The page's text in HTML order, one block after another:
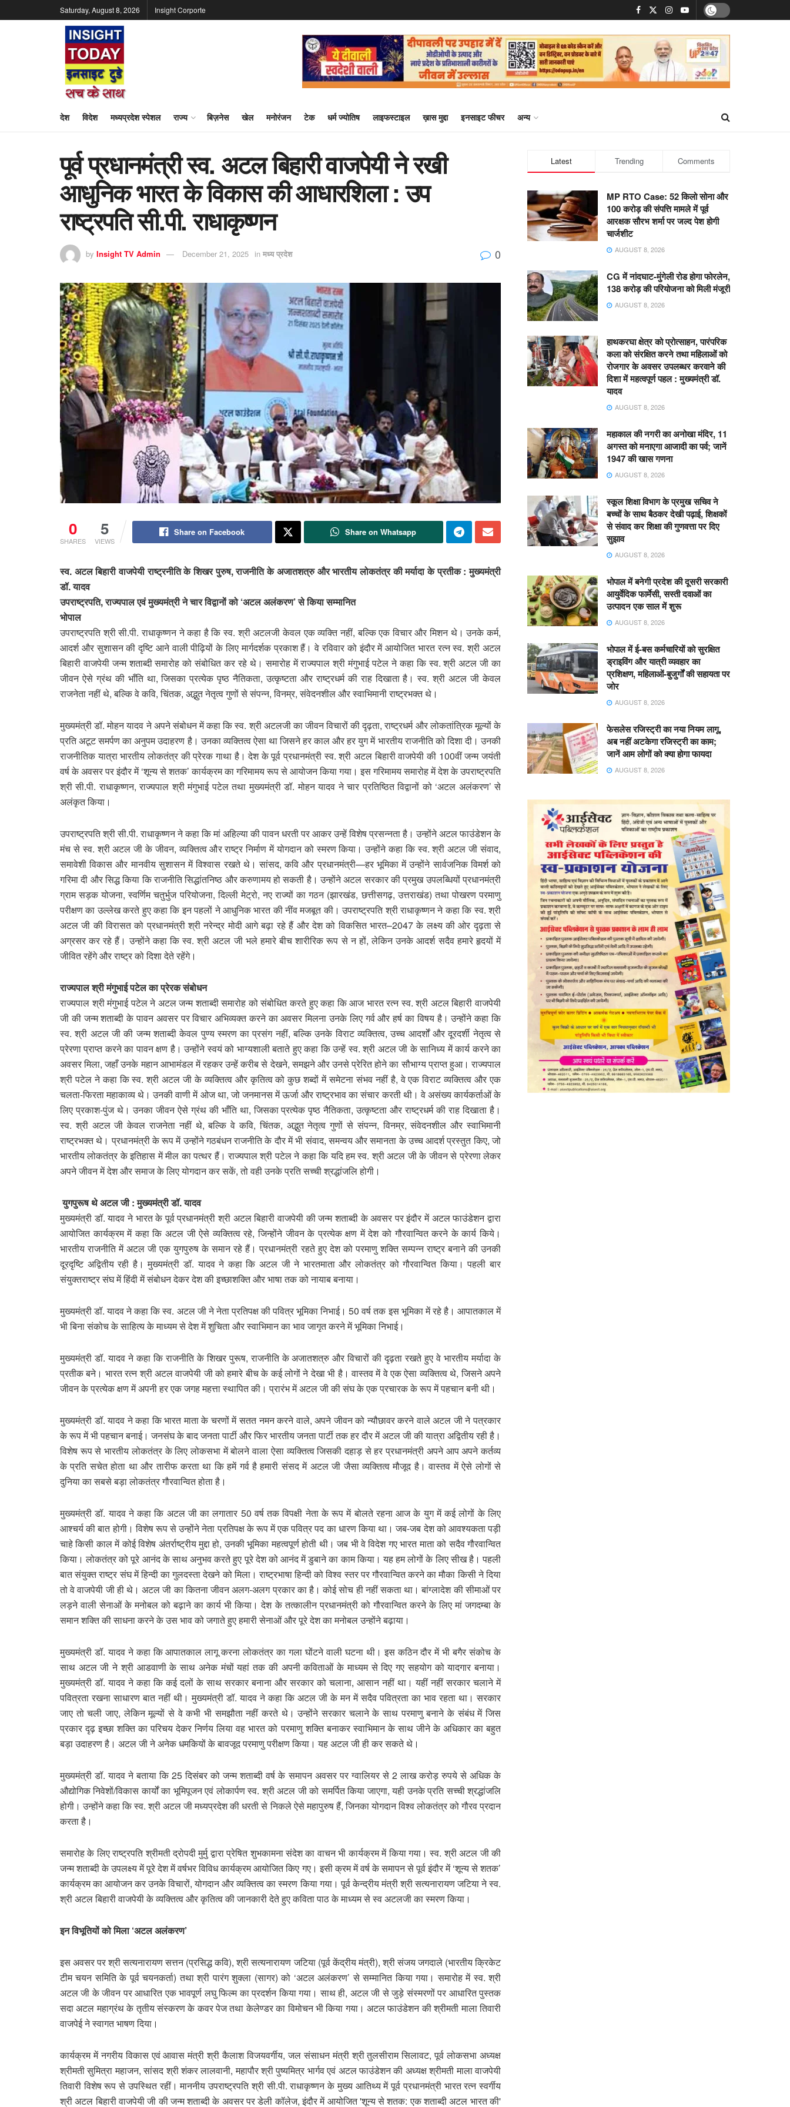
Saturday, August 8, 2026 Insight Corporte
देश विदेश मध्यप्रदेश स्पेशल राज्य बिज़नेस खेल मनोरंजन टेक धर्म ज्योतिष लाइफस्टाइल ख़ास मुद्दा इनसाइट फीचर अन्य
पूर्व प्रधानमंत्री स्व. अटल बिहारी वाजपेयी ने रखी
आधुनिक भारत के विकास की आधारशिला : उप
राष्ट्रपति सी.पी. राधाकृष्णन
by Insight TV Admin December 21, 2025 in मध्य प्रदेश 0
0
SHARES
5
VIEWS
Share on Facebook Share on Whatsapp
स्व. अटल बिहारी वाजपेयी राष्ट्रनीति के शिखर पुरुष, राजनीति के अजातशत्रु और भारतीय लोकतंत्र की मर्यादा के प्रतीक : मुख्यमंत्री
डॉ. यादव
उपराष्ट्रपति, राज्यपाल एवं मुख्यमंत्री ने चार विद्वानों को ‘अटल अलंकरण’ से किया सम्मानित
भोपाल
उपराष्ट्रपति श्री सी.पी. राधाकृष्णन ने कहा है कि स्व. श्री अटलजी केवल एक व्यक्ति नहीं, बल्कि एक विचार और मिशन थे। उनके कर्म,
आदर्श और सुशासन की दृष्टि आने वाली पीढ़ियों के लिए मार्गदर्शक प्रकाश हैं। वे रविवार को इंदौर में आयोजित भारत रत्न स्व. श्री अटल
बिहारी वाजपेयी जन्म शताब्दी समारोह को संबोधित कर रहे थे। समारोह में राज्यपाल श्री मंगुभाई पटेल ने कहा कि स्व. श्री अटल जी का
जीवन ऐसे ग्रंथ की भाँति था, जिसका प्रत्येक पृष्ठ नैतिकता, उत्कृष्टता और राष्ट्रधर्म की राह दिखाता है। स्व. श्री अटल जी केवल
राजनेता नहीं थे, बल्कि वे कवि, चिंतक, अद्भुत नेतृत्व गुणों से संपन्न, विनम्र, संवेदनशील और स्वाभिमानी राष्ट्रभक्त थे।
मुख्यमंत्री डॉ. मोहन यादव ने अपने संबोधन में कहा कि स्व. श्री अटलजी का जीवन विचारों की दृढ़ता, राष्ट्रधर्म और लोकतांत्रिक मूल्यों के
प्रति अटूट समर्पण का अनुपम उदाहरण है। उनका व्यक्तित्व ऐसा था जिसने हर काल और हर युग में भारतीय राजनीति को दिशा दी। उनकी
राजनीतिक यात्रा भारतीय लोकतंत्र की प्रेरक गाथा है। देश के पूर्व प्रधानमंत्री स्व. श्री अटल बिहारी वाजपेयी की 100वीं जन्म जयंती
वर्ष के अवसर पर इंदौर में ‘शून्य से शतक’ कार्यक्रम का गरिमामय रूप से आयोजन किया गया। इस गरिमामय समारोह में देश के उपराष्ट्रपति
श्री सी.पी. राधाकृष्णन, राज्यपाल श्री मंगुभाई पटेल तथा मुख्यमंत्री डॉ. मोहन यादव ने चार प्रतिष्ठित विद्वानों को ‘अटल अलंकरण’ से
अलंकृत किया।
उपराष्ट्रपति श्री सी.पी. राधाकृष्णन ने कहा कि मां अहिल्या की पावन धरती पर आकर उन्हें विशेष प्रसन्नता है। उन्होंने अटल फाउंडेशन के
मंच से स्व. श्री अटल जी के जीवन, व्यक्तित्व और राष्ट्र निर्माण में योगदान को स्मरण किया। उन्होंने कहा कि स्व. श्री अटल जी संवाद,
समावेशी विकास और मानवीय सुशासन में विश्वास रखते थे। सांसद, कवि और प्रधानमंत्री—हर भूमिका में उन्होंने सार्वजनिक विमर्श को
गरिमा दी और सिद्ध किया कि राजनीति सिद्धांतनिष्ठ और करुणामय हो सकती है। उन्होंने अटल सरकार की प्रमुख उपलब्धियों प्रधानमंत्री
ग्राम सड़क योजना, स्वर्णिम चतुर्भुज परियोजना, दिल्ली मेट्रो, नए राज्यों का गठन (झारखंड, छत्तीसगढ़, उत्तराखंड) तथा पोखरण परमाणु
परीक्षण का उल्लेख करते हुए कहा कि इन पहलों ने आधुनिक भारत की नींव मजबूत की। उपराष्ट्रपति श्री राधाकृष्णन ने कहा कि स्व. श्री
अटल जी की विरासत को प्रधानमंत्री श्री नरेन्द्र मोदी आगे बढ़ा रहे हैं और देश को विकसित भारत–2047 के लक्ष्य की ओर दृढ़ता से
अग्रसर कर रहे हैं। उन्होंने कहा कि स्व. श्री अटल जी भले हमारे बीच शारीरिक रूप से न हों, लेकिन उनके आदर्श सदैव हमारे हृदयों में
जीवित रहेंगे और राष्ट्र को दिशा देते रहेंगे।
राज्यपाल श्री मंगुभाई पटेल का प्रेरक संबोधन
राज्यपाल श्री मंगुभाई पटेल ने अटल जन्म शताब्दी समारोह को संबोधित करते हुए कहा कि आज भारत रत्न स्व. श्री अटल बिहारी वाजपेयी
जी की जन्म शताब्दी के पावन अवसर पर विचार अभिव्यक्त करने का अवसर मिलना उनके लिए गर्व और हर्ष का विषय है। उन्होंने कहा कि
स्व. श्री अटल जी की जन्म शताब्दी केवल पुण्य स्मरण का प्रसंग नहीं, बल्कि उनके विराट व्यक्तित्व, उच्च आदर्शों और दूरदर्शी नेतृत्व से
प्रेरणा प्राप्त करने का पावन क्षण है। उन्होंने स्वयं को भाग्यशाली बताते हुए कहा कि उन्हें स्व. श्री अटल जी के सानिध्य में कार्य करने का
अवसर मिला, जहाँ उनके महान आभामंडल में रहकर उन्हें करीब से देखने, समझने और उनसे प्रेरित होने का सौभाग्य प्राप्त हुआ। राज्यपाल
श्री पटेल ने कहा कि स्व. श्री अटल जी के व्यक्तित्व और कृतित्व को कुछ शब्दों में समेटना संभव नहीं है, वे एक विराट व्यक्तित्व और एक
चलता-फिरता महाकाव्य थे। उनकी वाणी में ओज था, जो जनमानस में ऊर्जा और राष्ट्रभाव का संचार करती थी। वे असंख्य कार्यकर्ताओं के
लिए प्रकाश-पुंज थे। उनका जीवन ऐसे ग्रंथ की भाँति था, जिसका प्रत्येक पृष्ठ नैतिकता, उत्कृष्टता और राष्ट्रधर्म की राह दिखाता है।
स्व. श्री अटल जी केवल राजनेता नहीं थे, बल्कि वे कवि, चिंतक, अद्भुत नेतृत्व गुणों से संपन्न, विनम्र, संवेदनशील और स्वाभिमानी
राष्ट्रभक्त थे। प्रधानमंत्री के रूप में उन्होंने गठबंधन राजनीति के दौर में भी संवाद, समन्वय और समानता के उच्च आदर्श प्रस्तुत किए, जो
भारतीय लोकतंत्र के इतिहास में मील का पत्थर हैं। राज्यपाल श्री पटेल ने कहा कि यदि हम स्व. श्री अटल जी के जीवन से प्रेरणा लेकर
अपने जीवन में देश और समाज के लिए योगदान कर सकें, तो वही उनके प्रति सच्ची श्रद्धांजलि होगी।
युगपुरूष थे अटल जी : मुख्यमंत्री डॉ. यादव
मुख्यमंत्री डॉ. यादव ने भारत के पूर्व प्रधानमंत्री श्री अटल बिहारी वाजपेयी की जन्म शताब्दी के अवसर पर इंदौर में अटल फाउंडेशन द्वारा
आयोजित कार्यक्रम में कहा कि अटल जी ऐसे व्यक्तित्व रहे, जिन्होंने जीवन के प्रत्येक क्षण में देश को गौरवान्वित करने के कार्य किये।
भारतीय राजनीति में अटल जी एक युगपुरुष के समान रहे हैं। प्रधानमंत्री रहते हुए देश को परमाणु शक्ति सम्पन्न राष्ट्र बनाने की उनकी
दूरदृष्टि अद्वितीय रही है। मुख्यमंत्री डॉ. यादव ने कहा कि अटल जी ने भारतमाता और लोकतंत्र को गौरवान्वित किया। पहली बार
संयुक्तराष्ट्र संघ में हिंदी में संबोधन देकर देश की इच्छाशक्ति और भाषा तक को नायाब बनाया।
मुख्यमंत्री डॉ. यादव ने कहा कि स्व. अटल जी ने नेता प्रतिपक्ष की पवित्र भूमिका निभाई। 50 वर्ष तक इस भूमिका में रहे है। आपातकाल में
भी बिना संकोच के साहित्य के माध्यम से देश में शुचिता और स्वाभिमान का भाव जागृत करने में भूमिका निभाई।
मुख्यमंत्री डॉ. यादव ने कहा कि राजनीति के शिखर पुरूष, राजनीति के अजातशत्रु और विचारों की दृढ़ता रखते हुए वे भारतीय मर्यादा के
प्रतीक बने। भारत रत्न श्री अटल वाजपेयी जी को हमारे बीच के कई लोगों ने देखा भी है। वास्तव में वे एक ऐसा व्यक्तित्व थे, जिसने अपने
जीवन के प्रत्येक क्षण में अपनी हर एक जगह महत्ता स्थापित की। प्रारंभ में अटल जी की संघ के एक प्रचारक के रूप में पहचान बनी थी।
मुख्यमंत्री डॉ. यादव ने कहा कि भारत माता के चरणों में सतत नमन करने वाले, अपने जीवन को न्यौछावर करने वाले अटल जी ने पत्रकार
के रूप में भी पहचान बनाई। जनसंघ के बाद जनता पार्टी और फिर भारतीय जनता पार्टी तक हर दौर में अटल जी की यात्रा अद्वितीय रही है।
विशेष रूप से भारतीय लोकतंत्र के लिए लोकसभा में बोलने वाला ऐसा व्यक्तित्व जिसकी दहाड़ से हर प्रधानमंत्री अपने आप अपने कर्तव्य
के प्रति सचेत होता था और तारीफ करता था कि हमें गर्व है हमारी संसद में अटल जी जैसा व्यक्तित्व मौजूद है। वास्तव में ऐसे लोगों से
दुनिया का सबसे बड़ा लोकतंत्र गौरवान्वित होता है।
मुख्यमंत्री डॉ. यादव ने कहा कि अटल जी का लगातार 50 वर्ष तक विपक्षी नेता के रूप में बोलते रहना आज के युग में कई लोगों के लिए
आश्चर्य की बात होगी। विशेष रूप से उन्होंने नेता प्रतिपक्ष के रूप में एक पवित्र पद का धारण किया था। जब-जब देश को आवश्यकता पड़ी
चाहे किसी काल में कोई विशेष अंतर्राष्ट्रीय मुद्दा हो, उनकी भूमिका महत्वपूर्ण होती थी। जब भी वे विदेश गए भारत माता को सदैव गौरवान्वित
किया। लोकतंत्र को पूरे आनंद के साथ अनुभव करते हुए पूरे देश को आनंद में डुबाने का काम किया। यह हम लोगों के लिए सीख है। पहली
बात संयुक्त राष्ट्र संघ में हिन्दी का गुलदस्ता देखने को मिला। राष्ट्रभाषा हिन्दी को विश्व स्तर पर गौरवान्वित करने का मौका किसी ने दिया
तो वे वाजपेयी जी ही थे। अटल जी का कितना जीवन अलग-अलग प्रकार का है। कोई सोच ही नहीं सकता था। बांग्लादेश की सीमाओं पर
लड़ने वाली सेनाओं के मनोबल को बढ़ाने का कार्य भी किया। देश के तत्कालीन प्रधानमंत्री को गौरवान्वित करने के लिए मां जगदम्बा के
समान शक्ति की साधना करने के उस भाव को जगाते हुए हमारी सेनाओं और पूरे देश का मनोबल उन्होंने बढ़ाया।
मुख्यमंत्री डॉ. यादव ने कहा कि आपातकाल लागू करना लोकतंत्र का गला घोंटने वाली घटना थी। इस कठिन दौर में भी बगैर संकोच के
साथ अटल जी ने श्री आडवाणी के साथ अनेक मंचों यहां तक की अपनी कविताओं के माध्यम से दिए गए सहयोग को यादगार बनाया।
मुख्यमंत्री डॉ. यादव ने कहा कि कई दलों के साथ सरकार बनाना और सरकार को चलाना, आसान नहीं था। यहीं नहीं सरकार चलाने में
पवित्रता रखना साधारण बात नहीं थी। मुख्यमंत्री डॉ. यादव ने कहा कि अटल जी के मन में सदैव पवित्रता का भाव रहता था। सरकार
जाए तो चली जाए, लेकिन मूल्यों से वे कभी भी समझौता नहीं करते थे। उन्होंने सरकार चलाने के साथ परमाणु बनाने के संबंध में जिस
प्रकार दृढ़ इच्छा शक्ति का परिचय देकर निर्णय लिया वह भारत को परमाणु शक्ति बनाकर स्वाभिमान के साथ जीने के अधिकार का बहुत
बड़ा उदाहरण है। अटल जी ने अनेक धमकियों के बावजूद परमाणु परीक्षण किया। यह अटल जी ही कर सकते थे।
मुख्यमंत्री डॉ. यादव ने बताया कि 25 दिसंबर को जन्म शताब्दी वर्ष के समापन अवसर पर ग्वालियर से 2 लाख करोड़ रुपये से अधिक के
औद्योगिक निवेशों/विकास कार्यों का भूमिपूजन एवं लोकार्पण स्व. श्री अटल जी को समर्पित किया जाएगा, यही उनके प्रति सच्ची श्रद्धांजलि
होगी। उन्होंने कहा कि स्व. श्री अटल जी मध्यप्रदेश की धरती से निकले ऐसे महापुरुष हैं, जिनका योगदान विश्व लोकतंत्र को गौरव प्रदान
करता है।
समारोह के लिए राष्ट्रपति श्रीमती द्रोपदी मुर्मु द्वारा प्रेषित शुभकामना संदेश का वाचन भी कार्यक्रम में किया गया। स्व. श्री अटल जी की
जन्म शताब्दी के उपलक्ष्य में पूरे देश में वर्षभर विविध कार्यक्रम आयोजित किए गए। इसी क्रम में वर्ष के समापन से पूर्व इंदौर में ‘शून्य से शतक’
कार्यक्रम का आयोजन कर उनके विचारों, योगदान और व्यक्तित्व का स्मरण किया गया। पूर्व केन्द्रीय मंत्री श्री सत्यनारायण जटिया ने स्व.
श्री अटल बिहारी वाजपेयी के व्यक्तित्व और कृतित्व की जानकारी देते हुए कविता पाठ के माध्यम से स्व अटलजी का स्मरण किया।
इन विभूतियों को मिला ‘अटल अलंकरण’
इस अवसर पर श्री सत्यनारायण सत्तन (प्रसिद्ध कवि), श्री सत्यनारायण जटिया (पूर्व केंद्रीय मंत्री), श्री संजय जगदाले (भारतीय क्रिकेट
टीम चयन समिति के पूर्व चयनकर्ता) तथा श्री पारंग शुक्ला (सागर) को ‘अटल अलंकरण’ से सम्मानित किया गया। समारोह में स्व. श्री
अटल जी के जीवन पर आधारित एक भावपूर्ण लघु फिल्म का प्रदर्शन किया गया। साथ ही, अटल जी से जुड़े संस्मरणों पर आधारित पुस्तक
सदा अटल महाग्रंथ के तृतीय संस्करण के कवर पेज तथा केलेण्डर का विमोचन भी किया गया। अटल फाउंडेशन की श्रीमती माला तिवारी
वाजपेई ने स्वागत भाषण दिया।
कार्यक्रम में नगरीय विकास एवं आवास मंत्री श्री कैलाश विजयवर्गीय, जल संसाधन मंत्री श्री तुलसीराम सिलावट, पूर्व लोकसभा अध्यक्ष
श्रीमती सुमित्रा महाजन, सांसद श्री शंकर लालवानी, महापौर श्री पुष्यमित्र भार्गव एवं अटल फाउंडेशन की अध्यक्ष श्रीमती माला वाजपेयी
तिवारी विशेष रूप से उपस्थित रहीं। माननीय उपराष्ट्रपति श्री सी.पी. राधाकृष्णन के मुख्य आतिथ्य में पूर्व प्रधानमंत्री भारत रत्न स्वर्गीय
श्री अटल बिहारी वाजपेयी जी की जन्म शताब्दी के अवसर पर डेली कॉलेज, इंदौर में आयोजित 'शून्य से शतक: एक शताब्दी अटल भारत की'
Latest Trending Comments
MP RTO Case: 52 किलो सोना और
100 करोड़ की संपत्ति मामले में पूर्व
आरक्षक सौरभ शर्मा पर जल्द पेश होगी
चार्जशीट
AUGUST 8, 2026
CG में नांदघाट-मुंगेली रोड होगा फोरलेन,
138 करोड़ की परियोजना को मिली मंजूरी
AUGUST 8, 2026
हाथकरघा क्षेत्र को प्रोत्साहन, पारंपरिक
कला को संरक्षित करने तथा महिलाओं को
रोजगार के अवसर उपलब्धर करवाने की
दिशा में महत्वपूर्ण पहल : मुख्यमंत्री डॉ.
यादव
AUGUST 8, 2026
महाकाल की नगरी का अनोखा मंदिर, 11
अगस्त को मनाएगा आजादी का पर्व; जानें
1947 की खास गणना
AUGUST 8, 2026
स्कूल शिक्षा विभाग के प्रमुख सचिव ने
बच्चों के साथ बैठकर देखी पढ़ाई, शिक्षकों
से संवाद कर शिक्षा की गुणवत्ता पर दिए
सुझाव
AUGUST 8, 2026
भोपाल में बनेगी प्रदेश की दूसरी सरकारी
आयुर्वेदिक फार्मेसी, सस्ती दवाओं का
उत्पादन एक साल में शुरू
AUGUST 8, 2026
भोपाल में ई-बस कर्मचारियों को सुरक्षित
ड्राइविंग और यात्री व्यवहार का
प्रशिक्षण, महिलाओं-बुजुर्गों की सहायता पर
जोर
AUGUST 8, 2026
फेसलेस रजिस्ट्री का नया नियम लागू,
अब नहीं अटकेगा रजिस्ट्री का काम;
जानें आम लोगों को क्या होगा फायदा
AUGUST 8, 2026